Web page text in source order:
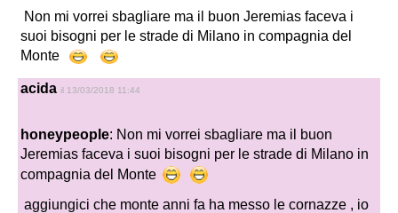
Non mi vorrei sbagliare ma il buon Jeremias faceva i
suoi bisogni per le strade di Milano in compagnia del
Monte
acida il 13/03/2018 11:44
honeypeople: Non mi vorrei sbagliare ma il buon
Jeremias faceva i suoi bisogni per le strade di Milano in
compagnia del Monte
aggiungici che monte anni fa ha messo le cornazze , io